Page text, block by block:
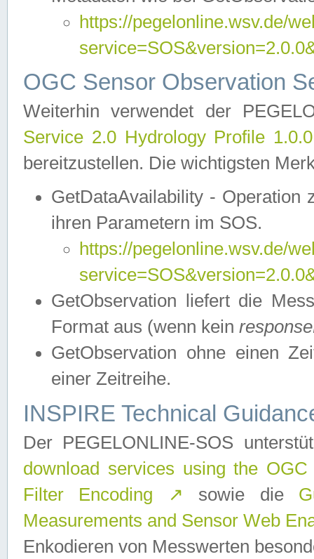
https://pegelonline.wsv.de/
OGC Sensor Observation
Weiterhin verwendet der
Service 2.0 Hydrology Profile
bereitzustellen. Die wichtigsten
GetDataAvailability - Operation
ihren Parametern im SOS.
https://pegelonline.wsv.de/
GetObservation liefert die
Format aus (wenn kein
GetObservation ohne einen
einer Zeitreihe.
INSPIRE Technical
Der PEGELONLINE-SOS
download services using the
Filter Encoding
↗ sowie die
Measurements and Sensor Web
Enkodieren von Messwerten